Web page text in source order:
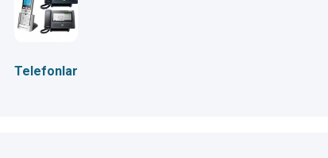
Telefonlar